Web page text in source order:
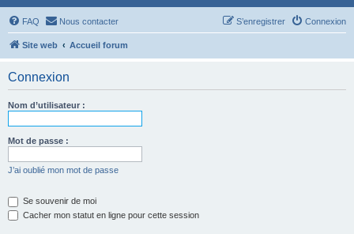
FAQ Nous contacter Connexion
S’enregistrer
Site web Accueil forum
Connexion
Nom d’utilisateur :
Mot de passe :
J’ai oublié mon mot de passe
Se souvenir de moi
Cacher mon statut en ligne pour cette session